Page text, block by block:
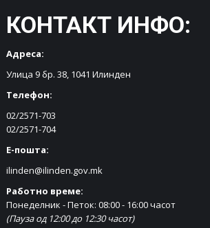
КОНТАКТ ИНФО:
Адреса:
Улица 9 бр. 38, 1041 Илинден
Телефон:
02/2571-703
02/2571-704
Е-пошта:
ilinden@ilinden.gov.mk
Работно време:
Понеделник - Петок: 08:00 - 16:00 часот
(Пауза од 12:00 до 12:30 часот)